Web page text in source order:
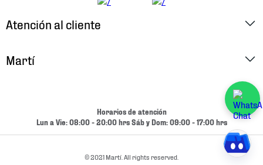
Atención al cliente
Cambios y Devoluciones
Martí
Términos y Condiciones
Horarios de atención
Lun a Vie: 08:00 - 20:00 hrs Sáb y Dom: 09:00 - 17:00 hrs
© 2021 Martí. All rights reserved.